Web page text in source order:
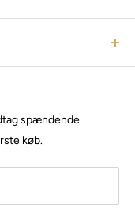
som kunde kan
pleje,
etableret i 2020, vi
både privat &
spændende
køb.